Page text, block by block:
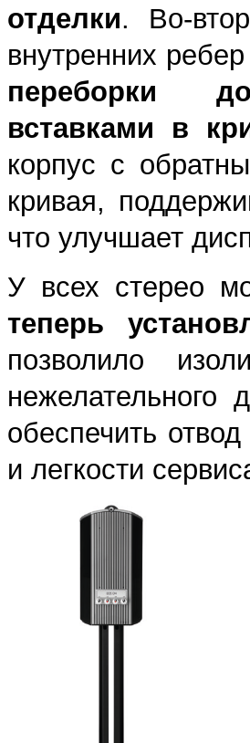
отделки. Во-
внутренних
переборки
вставками в
корпус с
кривая,
что улучшает
У всех стерео
теперь
позволило
нежелательного
обеспечить
и легкости